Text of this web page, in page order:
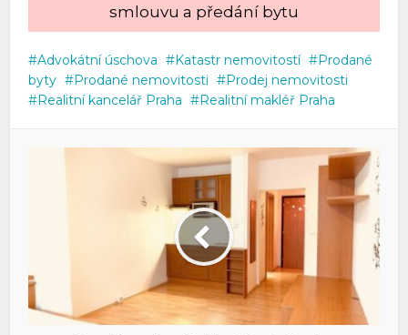
smlouvu a předání bytu
Advokátní úschova Katastr nemovitostí
Prodané
byty
Prodané nemovitosti
Prodej nemovitosti
Realitní kancelář Praha
Realitní makléř Praha